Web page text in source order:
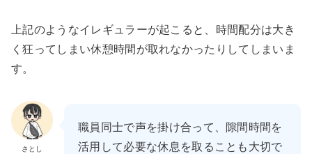
上記のようなイレギュラーが起こると、時間配分は大き
く狂ってしまい休憩時間が取れなかったりしてしまいま
す。
さとし
職員同士で声を掛け合って、隙間時間を
活用して必要な休息を取ることも大切で